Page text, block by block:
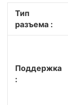
Тип
разъема :
Поддержка
: